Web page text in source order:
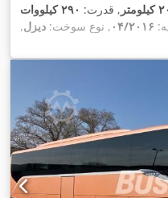
, قدرت:
۲۹۰ کیلووات
۰۴/۲۰۱۶ , نوع سوخت: دیزل,
رتاردر, تجهیزات:اِی‌بی‌اِس‎, برنامه پایداری الکترونیکی (ESP),